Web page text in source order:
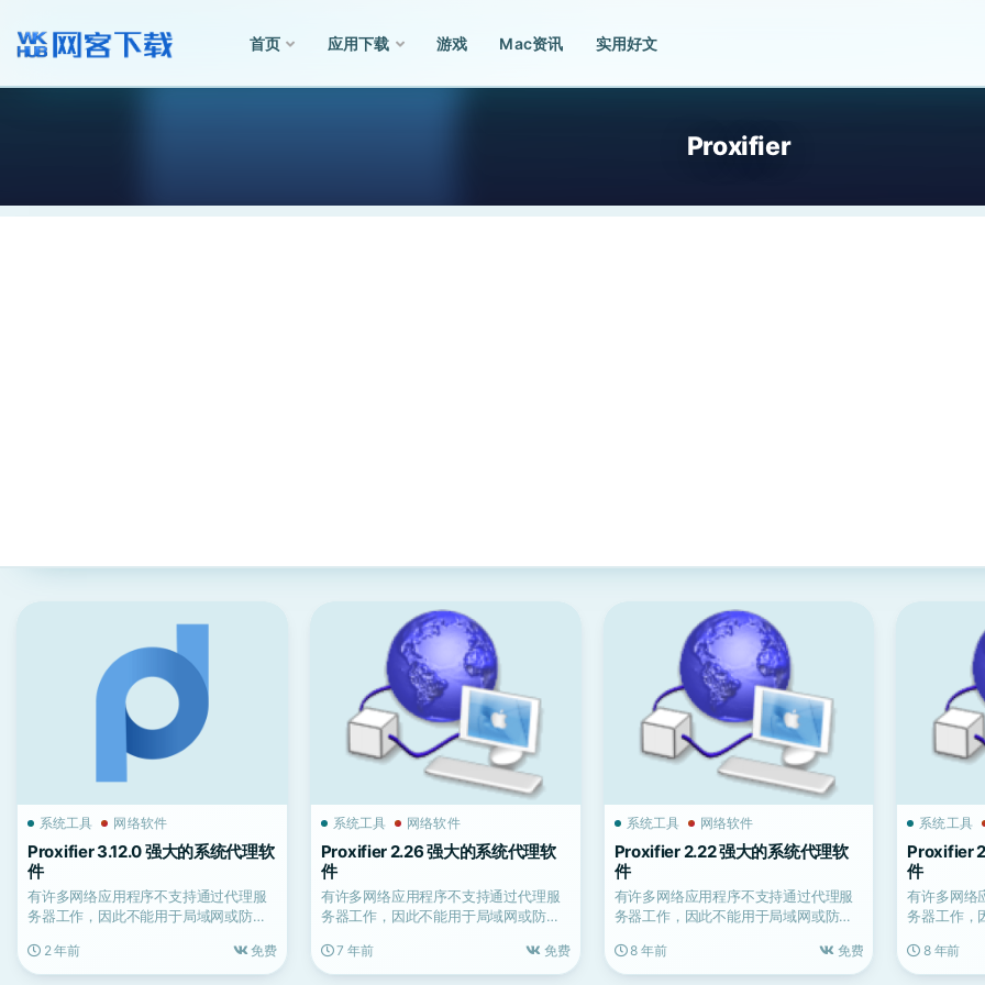
首页 应用下载 游戏 Mac资讯 实用好文
Proxifier
系统工具 网络软件
Proxifier 3.12.0 强大的系统代理软
件
有许多网络应用程序不支持通过代理服
务器工作，因此不能用于局域网或防火
2 年前
免费
系统工具 网络软件
Proxifier 2.26 强大的系统代理软
件
有许多网络应用程序不支持通过代理服
务器工作，因此不能用于局域网或防火
7 年前
免费
系统工具 网络软件
Proxifier 2.22 强大的系统代理软
件
有许多网络应用程序不支持通过代理服
务器工作，因此不能用于局域网或防火
8 年前
免费
系统工具
Proxifier
件
有许多网络
务器工作，
8 年前